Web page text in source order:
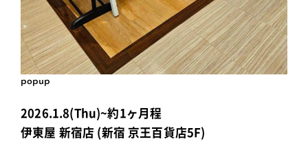
popup
2026.1.8(Thu)~約1ヶ月程
伊東屋 新宿店 (新宿 京王百貨店5F)